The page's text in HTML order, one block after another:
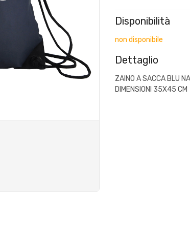
Disponibilità
non disponibile
Dettaglio
ZAINO A SACCA BLU
DIMENSIONI 35X45 CM